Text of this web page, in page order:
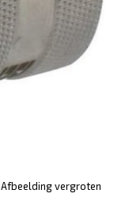
Afbeelding vergroten